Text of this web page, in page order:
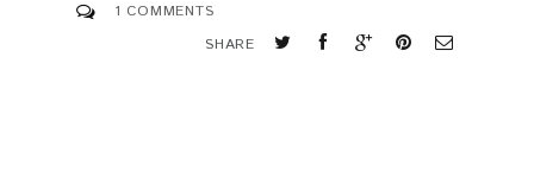
1 COMMENTS
SHARE